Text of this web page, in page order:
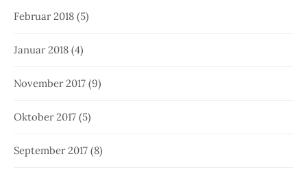
Februar 2018 (5)
Januar 2018 (4)
November 2017 (9)
Oktober 2017 (5)
September 2017 (8)